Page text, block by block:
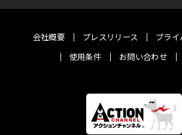
会社概要 プレスリリース
プラ
使用条件
お問い合わせ